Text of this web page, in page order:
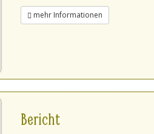
mehr Informationen
Bericht